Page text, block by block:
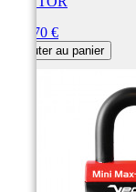
172,70 €
Ajouter au panier